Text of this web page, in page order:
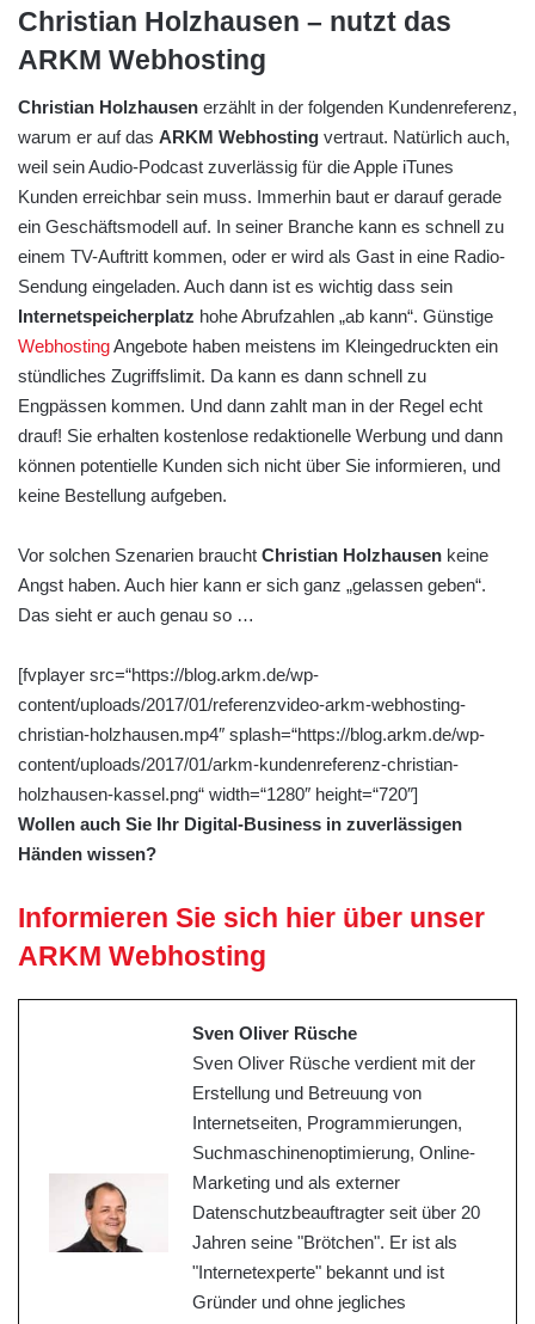
Christian Holzhausen – nutzt das
ARKM Webhosting
Christian Holzhausen erzählt in der folgenden Kundenreferenz,
warum er auf das ARKM Webhosting vertraut. Natürlich auch,
weil sein Audio-Podcast zuverlässig für die Apple iTunes
Kunden erreichbar sein muss. Immerhin baut er darauf gerade
ein Geschäftsmodell auf. In seiner Branche kann es schnell zu
einem TV-Auftritt kommen, oder er wird als Gast in eine Radio-
Sendung eingeladen. Auch dann ist es wichtig dass sein
Internetspeicherplatz hohe Abrufzahlen „ab kann“. Günstige
WebhostingAngebote haben meistens im Kleingedruckten ein
stündliches Zugriffslimit. Da kann es dann schnell zu
Engpässen kommen. Und dann zahlt man in der Regel echt
drauf! Sie erhalten kostenlose redaktionelle Werbung und dann
können potentielle Kunden sich nicht über Sie informieren, und
keine Bestellung aufgeben.
Vor solchen Szenarien braucht Christian Holzhausen keine
Angst haben. Auch hier kann er sich ganz „gelassen geben“.
Das sieht er auch genau so …
[fvplayer src=“https://blog.arkm.de/wp-
content/uploads/2017/01/referenzvideo-arkm-webhosting-
christian-holzhausen.mp4″ splash=“https://blog.arkm.de/wp-
content/uploads/2017/01/arkm-kundenreferenz-christian-
holzhausen-kassel.png“ width=“1280″ height=“720″]
Wollen auch Sie Ihr Digital-Business in zuverlässigen
Händen wissen?
Informieren Sie sich hier über unser
ARKM Webhosting
Sven Oliver Rüsche
Sven Oliver Rüsche verdient mit der
Erstellung und Betreuung von
Internetseiten, Programmierungen,
Suchmaschinenoptimierung, Online-
Marketing und als externer
Datenschutzbeauftragter seit über 20
Jahren seine "Brötchen". Er ist als
"Internetexperte" bekannt und ist
Gründer und ohne jegliches